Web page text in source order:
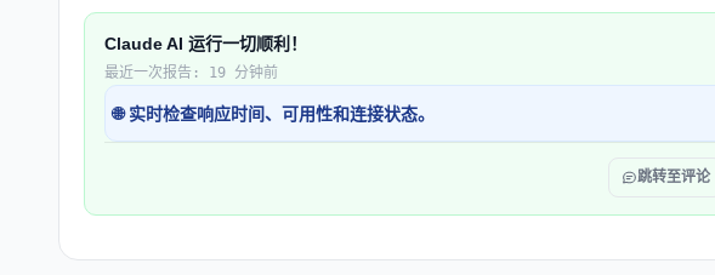
Claude AI 运行一切顺利！
最近一次报告: 19 分钟前
🌐 实时检查响应时间、可用性和连接状态。
跳转至评论